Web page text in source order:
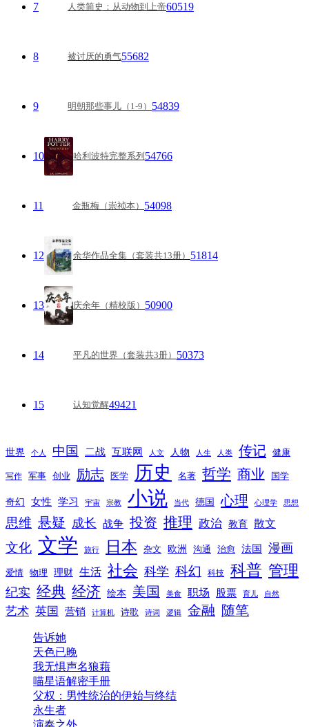
7 人类简史：从动物到上帝60519
8 被讨厌的勇气55682
9 明朝那些事儿（1-9） 54839
10 哈利波特完整系列 54766
11 金瓶梅（崇祯本） 54098
12 余华作品全集（套装共13册） 51814
13 庆余年（精校版） 50900
14 平凡的世界（套装共3册） 50373
15 认知觉醒49421
世界 个人 中国 二战 互联网 人文 人物 人生 人类 传记 健康
写作 军事 创业 励志 医学 历史 名著 哲学 商业 国学
奇幻 女性 学习 宇宙 宗教 小说 当代 德国 心理 心理学 思想
思维 悬疑 成长 战争 投资 推理 政治 教育 散文
文化 文学 旅行 日本 杂文 欧洲 沟通 治愈 法国 漫画
爱情 物理 理财 生活 社会 科学 科幻 科技 科普 管理
纪实 经典 经济 绘本 美国 美食 职场 股票 育儿 自然
艺术 英国 营销 计算机 诗歌 诗词 逻辑 金融 随笔
告诉她
天色已晚
我无惧声名狼藉
喵星语解密手册
父权：男性统治的伊始与终结
永生者
演奏之外